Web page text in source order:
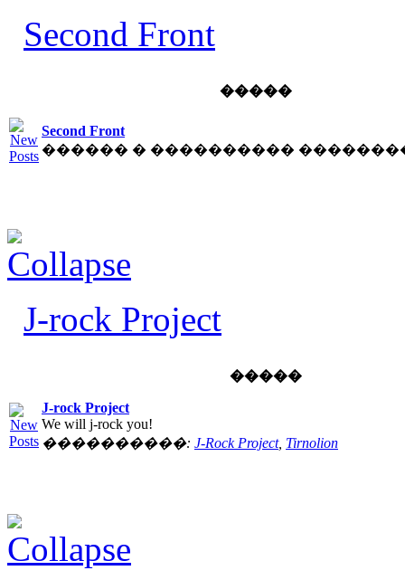
Second Front
�����
Second Front
������ � ����������
J-rock Project
�����
J-rock Project
We will j-rock you!
����������: J-Rock Project, Tirnolion